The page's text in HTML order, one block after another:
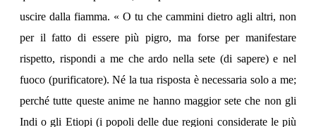
uscire dalla fiamma. « O tu che cammini dietro agli altri, non
per il fatto di essere più pigro, ma forse per manifestare
rispetto, rispondi a me che ardo nella sete (di sapere) e nel
fuoco (purificatore). Né la tua risposta è necessaria solo a me;
perché tutte queste anime ne hanno maggior sete che non gli
Indi o gli Etiopi (i popoli delle due regioni considerate le più